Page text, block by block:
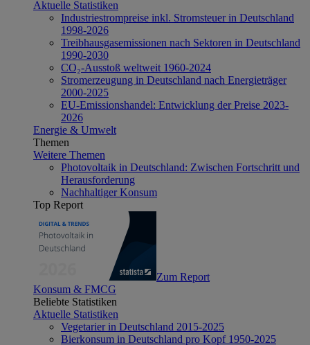
Aktuelle Statistiken
Industriestrompreise inkl. Stromsteuer in Deutschland
1998-2026
Treibhausgasemissionen nach Sektoren in Deutschland
1990-2030
CO₂-Ausstoß weltweit 1960-2024
Stromerzeugung in Deutschland nach Energieträger
2000-2025
EU-Emissionshandel: Entwicklung der Preise 2023-
2026
Energie & Umwelt
Themen
Weitere Themen
Photovoltaik in Deutschland: Zwischen Fortschritt und
Herausforderung
Nachhaltiger Konsum
Top Report
Zum Report
Konsum & FMCG
Beliebte Statistiken
Aktuelle Statistiken
Vegetarier in Deutschland 2015-2025
Bierkonsum in Deutschland pro Kopf 1950-2025